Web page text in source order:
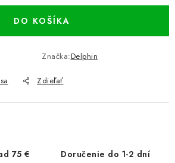
DO KOŠÍKA
Značka:Delphin
Zdieľať
75 € Doručenie do 1-2 dní